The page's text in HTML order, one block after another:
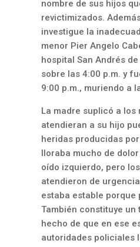
nombre de sus hijos
revictimizados.
investigue la
menor Pier Angelo
hospital San Andrés
sobre las 4:00 p.m. y
9:00 p.m., muriendo a
La madre suplicó a los
atendieran a su hijo
heridas producidas
lloraba mucho de
oído izquierdo, pero
atendieron de
estaba estable porque
También constituye un
hecho de que en ese
autoridades policiales